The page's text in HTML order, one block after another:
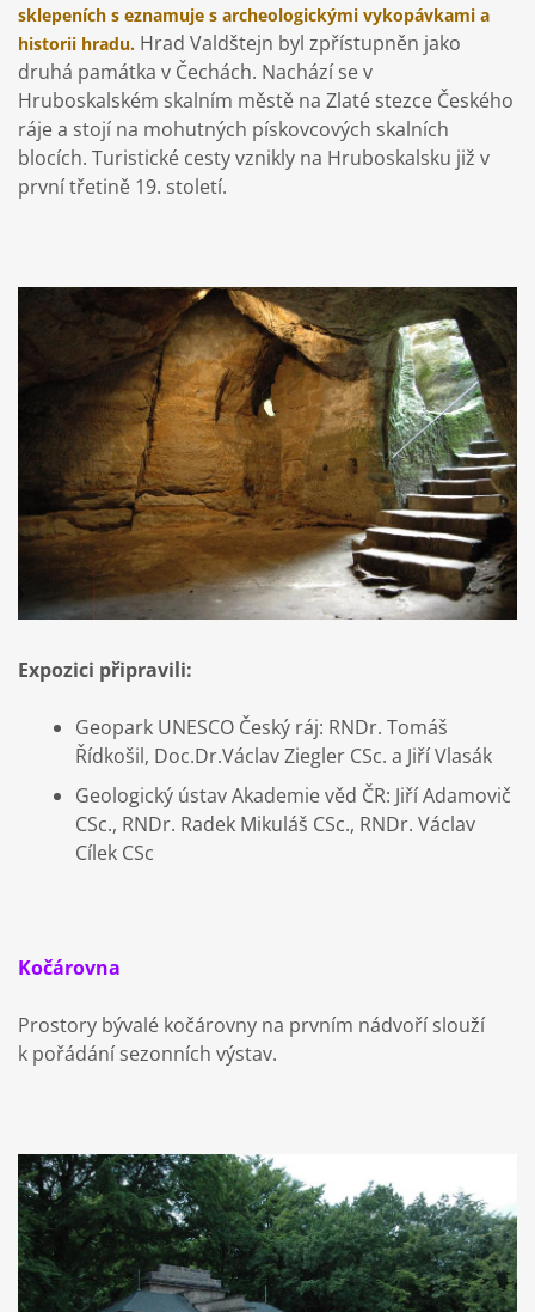
sklepeních s eznamuje s archeologickými vykopávkami a
historii hradu. Hrad Valdštejn byl zpřístupněn jako
druhá památka v Čechách. Nachází se v
Hruboskalském skalním městě na Zlaté stezce Českého
ráje a stojí na mohutných pískovcových skalních
blocích. Turistické cesty vznikly na Hruboskalsku již v
první třetině 19. století.
Expozici připravili:
Geopark UNESCO Český ráj: RNDr. Tomáš
Řídkošil, Doc.Dr.Václav Ziegler CSc. a Jiří Vlasák
Geologický ústav Akademie věd ČR: Jiří Adamovič
CSc., RNDr. Radek Mikuláš CSc., RNDr. Václav
Cílek CSc
Kočárovna
Prostory bývalé kočárovny na prvním nádvoří slouží
k pořádání sezonních výstav.